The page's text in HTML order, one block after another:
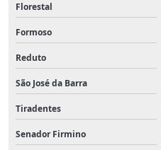
Florestal
Formoso
Reduto
São José da Barra
Tiradentes
Senador Firmino